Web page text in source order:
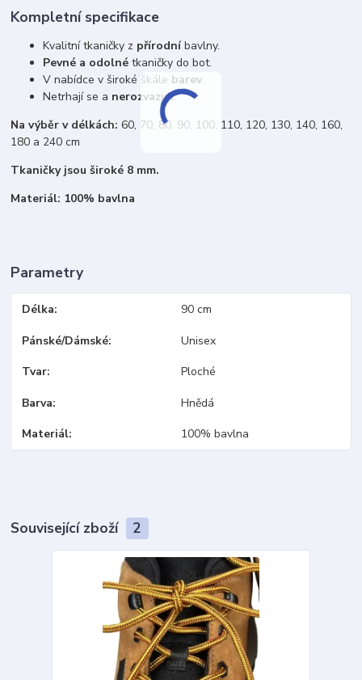
Kompletní specifikace
Kvalitní tkaničky z přírodníbavlny.
Pevné a odolnétkaničky do bot.
V nabídce v široké škále barev.
Netrhají se a nerozvazují.
Na výběr v délkách: 60, 70, 80, 90, 100, 110, 120, 130, 140, 160,
180 a 240 cm
Tkaničky jsou široké 8 mm.
Materiál: 100% bavlna
Parametry
Délka 90 cm
Pánské/Dámské Unisex
Tvar Ploché
Barva Hnědá
Materiál 100% bavlna
Související zboží 2